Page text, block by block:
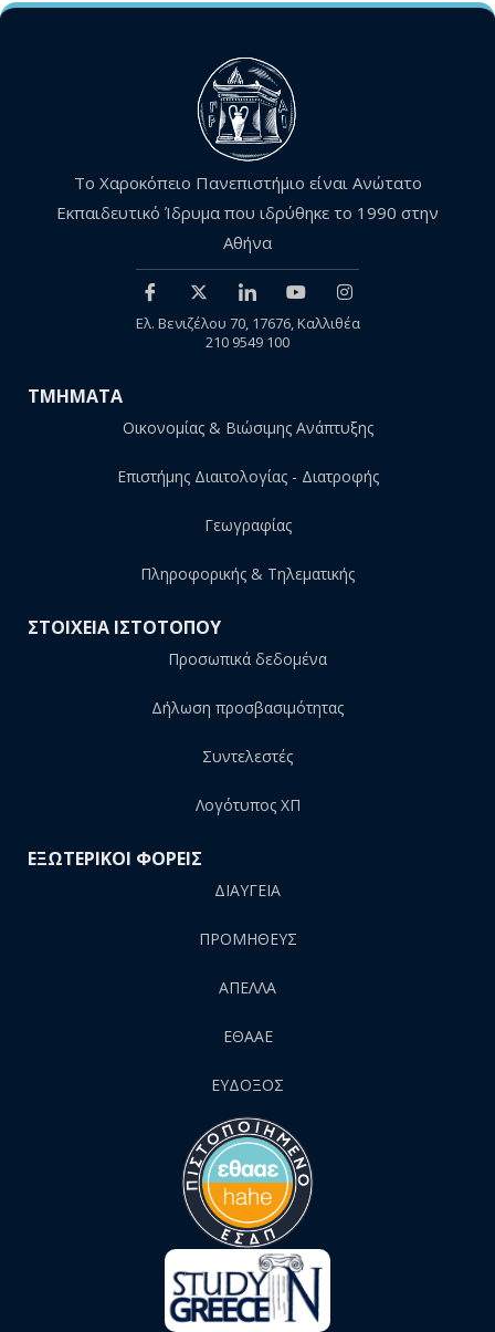
Το Χαροκόπειο Πανεπιστήμιο είναι Ανώτατο
Εκπαιδευτικό Ίδρυμα που ιδρύθηκε το 1990 στην
Αθήνα
Ελ. Βενιζέλου 70, 17676, Καλλιθέα
210 9549 100
ΤΜΗΜΑΤΑ
Οικονομίας & Βιώσιμης Ανάπτυξης
Επιστήμης Διαιτολογίας - Διατροφής
Γεωγραφίας
Πληροφορικής & Τηλεματικής
ΣΤΟΙΧΕΙΑ ΙΣΤΟΤΟΠΟΥ
Προσωπικά δεδομένα
Δήλωση προσβασιμότητας
Συντελεστές
Λογότυπος ΧΠ
ΕΞΩΤΕΡΙΚΟΙ ΦΟΡΕΙΣ
ΔΙΑΥΓΕΙΑ
ΠΡΟΜΗΘΕΥΣ
AΠΕΛΛΑ
ΕΘΑΑΕ
ΕΥΔΟΞΟΣ